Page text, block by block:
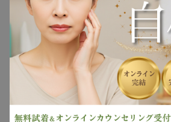
ヘアスタイル
抜け毛
白髪